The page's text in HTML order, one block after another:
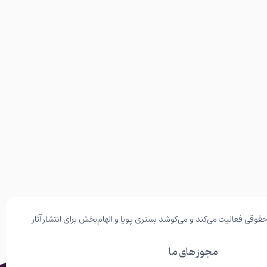
فعالیت می‌کند و می‌کوشد بستری پویا و الهام‌بخش برای انتشار آثار
مجوز های ما